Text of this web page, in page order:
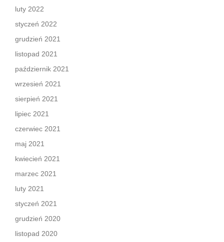
luty 2022
styczeń 2022
grudzień 2021
listopad 2021
październik 2021
wrzesień 2021
sierpień 2021
lipiec 2021
czerwiec 2021
maj 2021
kwiecień 2021
marzec 2021
luty 2021
styczeń 2021
grudzień 2020
listopad 2020